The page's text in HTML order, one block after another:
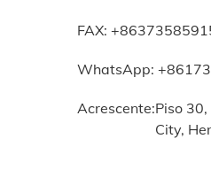
FAX:
WhatsApp:
Acrescente:Piso
City,